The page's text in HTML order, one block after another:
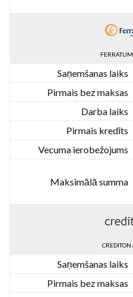
Saņemšanas laiks
Pirmais bez maksas
Darba laiks
Pirmais kredīts
Vecuma ierobežojums
Maksimālā summa
Saņemšanas laiks
Pirmais bez maksas